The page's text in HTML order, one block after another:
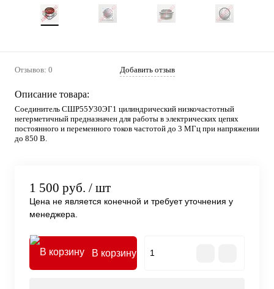
Отзывов: 0 Добавить отзыв
Описание товара:
Соединитель СШР55У30ЭГ1 цилиндрический низкочастотный
негерметичный предназначен для работы в электрических цепях
постоянного и переменного токов частотой до 3 МГц при напряжении
до 850 В.
1 500 руб. / шт
Цена не является конечной и требует уточнения у
менеджера.
В корзину